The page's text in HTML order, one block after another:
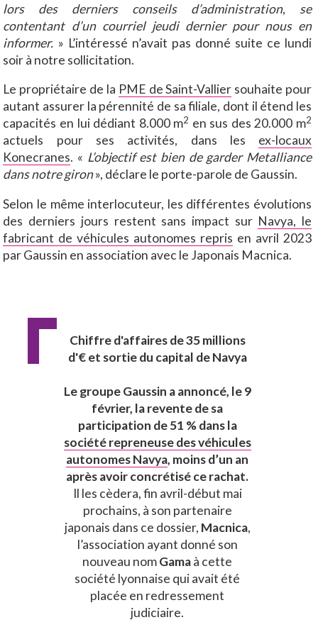
lors des derniers conseils d’administration, se
contentant d’un courriel jeudi dernier pour nous en
informer. » L’intéressé n’avait pas donné suite ce lundi
soir à notre sollicitation.
Le propriétaire de la PME de Saint-Vallier souhaite pour
autant assurer la pérennité de sa filiale, dont il étend les
capacités en lui dédiant 8.000 m2 en sus des 20.000 m2
actuels pour ses activités, dans les ex-locaux
Konecranes. « L’objectif est bien de garder Metalliance
dans notre giron», déclare le porte-parole de Gaussin.
Selon le même interlocuteur, les différentes évolutions
des derniers jours restent sans impact sur Navya, le
fabricant de véhicules autonomes repris en avril 2023
par Gaussin en association avec le Japonais Macnica.
Chiffre d'affaires de 35 millions
d'€ et sortie du capital de Navya
Le groupe Gaussin a annoncé, le 9
février, la revente de sa
participation de 51 % dans la
société repreneuse des véhicules
autonomes Navya, moins d’un an
après avoir concrétisé ce rachat.
Il les cèdera, fin avril-début mai
prochains, à son partenaire
japonais dans ce dossier, Macnica,
l’association ayant donné son
nouveau nomGamaà cette
société lyonnaise qui avait été
placée en redressement
judiciaire.